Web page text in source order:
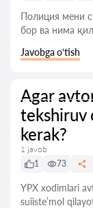
Полиция мени
бор ва нима
Javobga o‘tish
Agar
tekshiruv
kerak?
1 javob
1
73
YPX xodimlari
suiiste’mol